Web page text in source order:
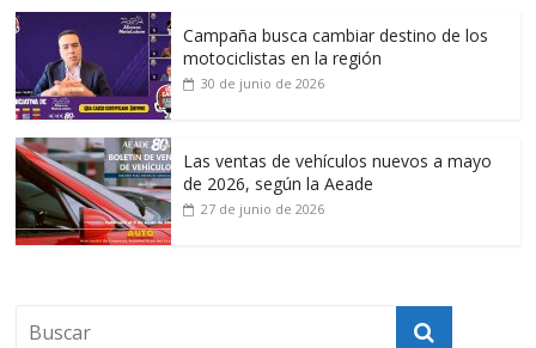
Campaña busca cambiar destino de los
motociclistas en la región
30 de junio de 2026
Las ventas de vehículos nuevos a mayo
de 2026, según la Aeade
27 de junio de 2026